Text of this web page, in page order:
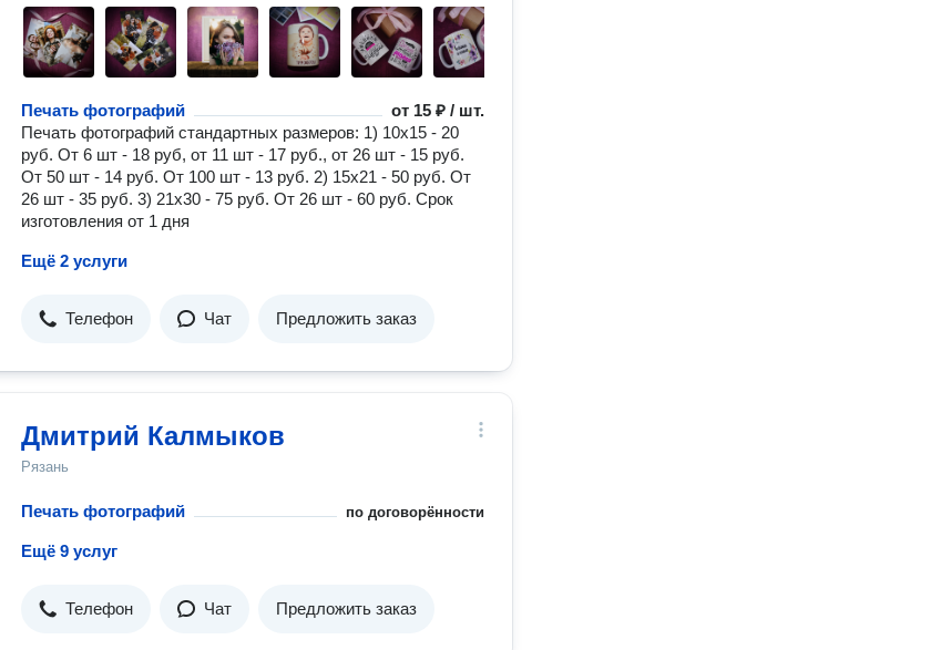
Печать фотографий от 15 ₽ / шт.
Печать фотографий стандартных размеров: 1) 10х15 - 20
руб. От 6 шт - 18 руб, от 11 шт - 17 руб., от 26 шт - 15 руб.
От 50 шт - 14 руб. От 100 шт - 13 руб. 2) 15х21 - 50 руб. От
26 шт - 35 руб. 3) 21х30 - 75 руб. От 26 шт - 60 руб. Срок
изготовления от 1 дня
Ещё 2 услуги
Телефон Чат Предложить заказ
Дмитрий Калмыков
Рязань
Печать фотографий по договорённости
Ещё 9 услуг
Телефон Чат Предложить заказ